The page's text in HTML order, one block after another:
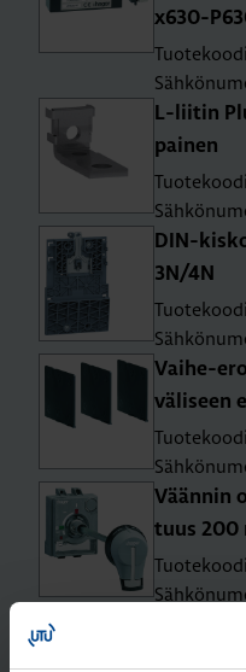
x630-
L-lii­tin
pai­nen
DIN-
3N/4N
Vai­he-
vä­li­seen
Vään­nin
tuus 200
Vään­nin